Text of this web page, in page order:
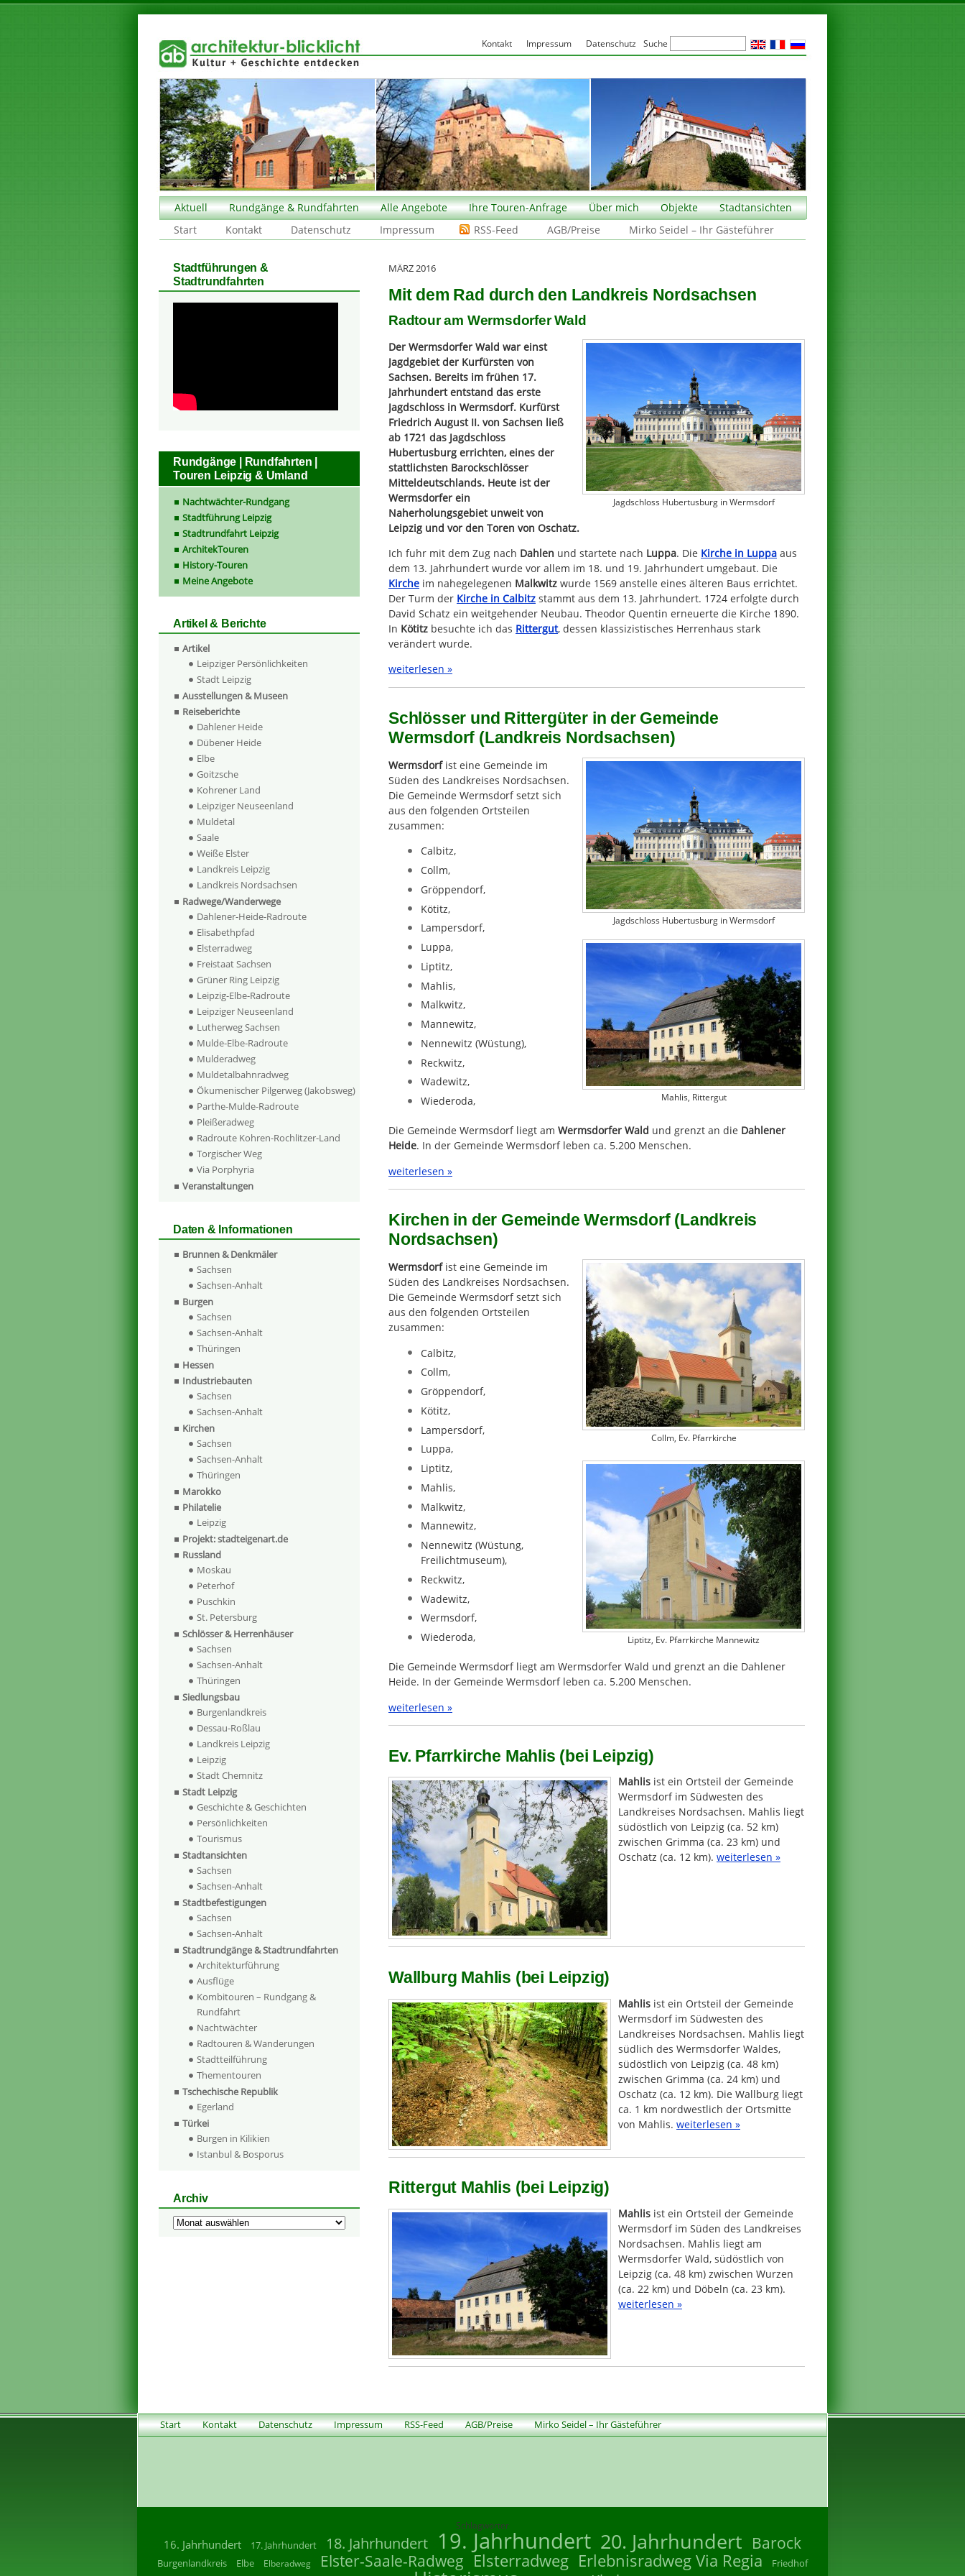
Aktuell Rundgänge & Rundfahrten Alle Angebote Ihre Touren-Anfrage Über mich Objekte
Stadtansichten
Start
Kontakt Datenschutz Impressum RSS-Feed AGB/Preise Mirko Seidel – Ihr Gästeführer
MÄRZ 2016
Mit dem Rad durch den Landkreis Nordsachsen
Radtour am Wermsdorfer Wald
Jagdschloss Hubertusburg in Wermsdorf
Der Wermsdorfer Wald war einst
Jagdgebiet der Kurfürsten von
Sachsen. Bereits im frühen 17.
Jahrhundert entstand das erste
Jagdschloss in Wermsdorf. Kurfürst
Friedrich August II. von Sachsen ließ
ab 1721 das Jagdschloss
Hubertusburg errichten, eines der
stattlichsten Barockschlösser
Mitteldeutschlands. Heute ist der
Wermsdorfer ein
Naherholungsgebiet unweit von
Leipzig und vor den Toren von Oschatz.
Ich fuhr mit dem Zug nach Dahlen und startete nach Luppa. Die Kirche in Luppa aus
dem 13. Jahrhundert wurde vor allem im 18. und 19. Jahrhundert umgebaut. Die
Kirche im nahegelegenen Malkwitz wurde 1569 anstelle eines älteren Baus errichtet.
Der Turm der Kirche in Calbitz stammt aus dem 13. Jahrhundert. 1724 erfolgte durch
David Schatz ein weitgehender Neubau. Theodor Quentin erneuerte die Kirche 1890.
In Kötitz besuchte ich das Rittergut, dessen klassizistisches Herrenhaus stark
verändert wurde.
weiterlesen »
Schlösser und Rittergüter in der Gemeinde
Wermsdorf (Landkreis Nordsachsen)
Jagdschloss Hubertusburg in Wermsdorf
Wermsdorfist eine Gemeinde im
Süden des Landkreises Nordsachsen.
Die Gemeinde Wermsdorf setzt sich
aus den folgenden Ortsteilen
zusammen:
Calbitz,
Collm,
Gröppendorf,
Kötitz,
Lampersdorf,
Mahlis, Rittergut
Luppa,
Liptitz,
Mahlis,
Malkwitz,
Mannewitz,
Nennewitz (Wüstung),
Reckwitz,
Wadewitz,
Wiederoda,
Die Gemeinde Wermsdorf liegt am Wermsdorfer Wald und grenzt an die Dahlener
Heide. In der Gemeinde Wermsdorf leben ca. 5.200 Menschen.
weiterlesen »
Kirchen in der Gemeinde Wermsdorf (Landkreis
Nordsachsen)
Collm, Ev. Pfarrkirche
Wermsdorfist eine Gemeinde im
Süden des Landkreises Nordsachsen.
Die Gemeinde Wermsdorf setzt sich
aus den folgenden Ortsteilen
zusammen:
Calbitz,
Collm,
Gröppendorf,
Kötitz,
Lampersdorf,
Luppa,
Liptitz, Ev. Pfarrkirche Mannewitz
Liptitz,
Mahlis,
Malkwitz,
Mannewitz,
Nennewitz (Wüstung,
Freilichtmuseum),
Reckwitz,
Wadewitz,
Wermsdorf,
Wiederoda,
Die Gemeinde Wermsdorf liegt am Wermsdorfer Wald und grenzt an die Dahlener
Heide. In der Gemeinde Wermsdorf leben ca. 5.200 Menschen.
weiterlesen »
Ev. Pfarrkirche Mahlis (bei Leipzig)
Mahlis ist ein Ortsteil der Gemeinde
Wermsdorf im Südwesten des
Landkreises Nordsachsen. Mahlis liegt
südöstlich von Leipzig (ca. 52 km)
zwischen Grimma (ca. 23 km) und
Oschatz (ca. 12 km). weiterlesen »
Wallburg Mahlis (bei Leipzig)
Mahlis ist ein Ortsteil der Gemeinde
Wermsdorf im Südwesten des
Landkreises Nordsachsen. Mahlis liegt
südlich des Wermsdorfer Waldes,
südöstlich von Leipzig (ca. 48 km)
zwischen Grimma (ca. 24 km) und
Oschatz (ca. 12 km). Die Wallburg liegt
ca. 1 km nordwestlich der Ortsmitte
von Mahlis. weiterlesen »
Rittergut Mahlis (bei Leipzig)
Mahlis ist ein Ortsteil der Gemeinde
Wermsdorf im Süden des Landkreises
Nordsachsen. Mahlis liegt am
Wermsdorfer Wald, südöstlich von
Leipzig (ca. 48 km) zwischen Wurzen
(ca. 22 km) und Döbeln (ca. 23 km).
weiterlesen »
Stadtführungen &
Stadtrundfahrten
Rundgänge | Rundfahrten |
Touren Leipzig & Umland
Nachtwächter-Rundgang
Stadtführung Leipzig
Stadtrundfahrt Leipzig
ArchitekTouren
History-Touren
Meine Angebote
Artikel & Berichte
Artikel
Leipziger Persönlichkeiten
Stadt Leipzig
Ausstellungen & Museen
Reiseberichte
Dahlener Heide
Dübener Heide
Elbe
Goitzsche
Kohrener Land
Leipziger Neuseenland
Muldetal
Saale
Weiße Elster
Landkreis Leipzig
Landkreis Nordsachsen
Radwege/Wanderwege
Dahlener-Heide-Radroute
Elisabethpfad
Elsterradweg
Freistaat Sachsen
Grüner Ring Leipzig
Leipzig-Elbe-Radroute
Leipziger Neuseenland
Lutherweg Sachsen
Mulde-Elbe-Radroute
Mulderadweg
Muldetalbahnradweg
Ökumenischer Pilgerweg (Jakobsweg)
Parthe-Mulde-Radroute
Pleißeradweg
Radroute Kohren-Rochlitzer-Land
Torgischer Weg
Via Porphyria
Veranstaltungen
Daten & Informationen
Brunnen & Denkmäler
Sachsen
Sachsen-Anhalt
Burgen
Sachsen
Sachsen-Anhalt
Thüringen
Hessen
Industriebauten
Sachsen
Sachsen-Anhalt
Kirchen
Sachsen
Sachsen-Anhalt
Thüringen
Marokko
Philatelie
Leipzig
Projekt: stadteigenart.de
Russland
Moskau
Peterhof
Puschkin
St. Petersburg
Schlösser & Herrenhäuser
Sachsen
Sachsen-Anhalt
Thüringen
Siedlungsbau
Burgenlandkreis
Dessau-Roßlau
Landkreis Leipzig
Leipzig
Stadt Chemnitz
Stadt Leipzig
Geschichte & Geschichten
Persönlichkeiten
Tourismus
Stadtansichten
Sachsen
Sachsen-Anhalt
Stadtbefestigungen
Sachsen
Sachsen-Anhalt
Stadtrundgänge & Stadtrundfahrten
Architekturführung
Ausflüge
Kombitouren – Rundgang &
Rundfahrt
Nachtwächter
Radtouren & Wanderungen
Stadtteilführung
Thementouren
Tschechische Republik
Egerland
Türkei
Burgen in Kilikien
Istanbul & Bosporus
Archiv
Archiv
Kontakt Impressum Datenschutz Suche
Start Kontakt Datenschutz Impressum RSS-Feed AGB/Preise Mirko Seidel – Ihr Gästeführer
Schlagwörter
16. Jahrhundert 17. Jahrhundert 18. Jahrhundert 19. Jahrhundert 20. Jahrhundert Barock
Burgenlandkreis Elbe Elberadweg Elster-Saale-Radweg Elsterradweg Erlebnisradweg Via Regia Friedhof